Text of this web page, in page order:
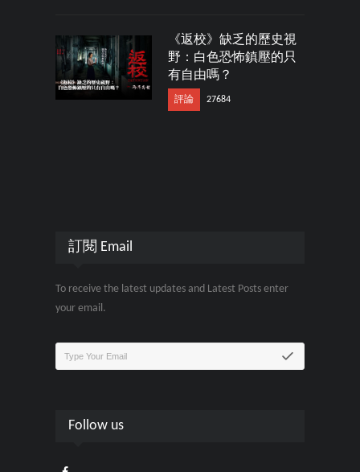
《返校》缺乏的歷史視
野：白色恐怖鎮壓的只
有自由嗎？
評論 27684
訂閱 Email
To receive the latest updates and Latest Posts enter
your email.
Follow us